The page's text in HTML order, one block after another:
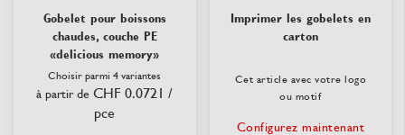
Gobelet pour boissons
chaudes, couche PE
«delicious memory»
Choisir parmi 4 variantes
à partir de CHF 0.0721 /
pce
Imprimer les gobelets en
carton
Cet article avec votre logo
ou motif
Configurez maintenant